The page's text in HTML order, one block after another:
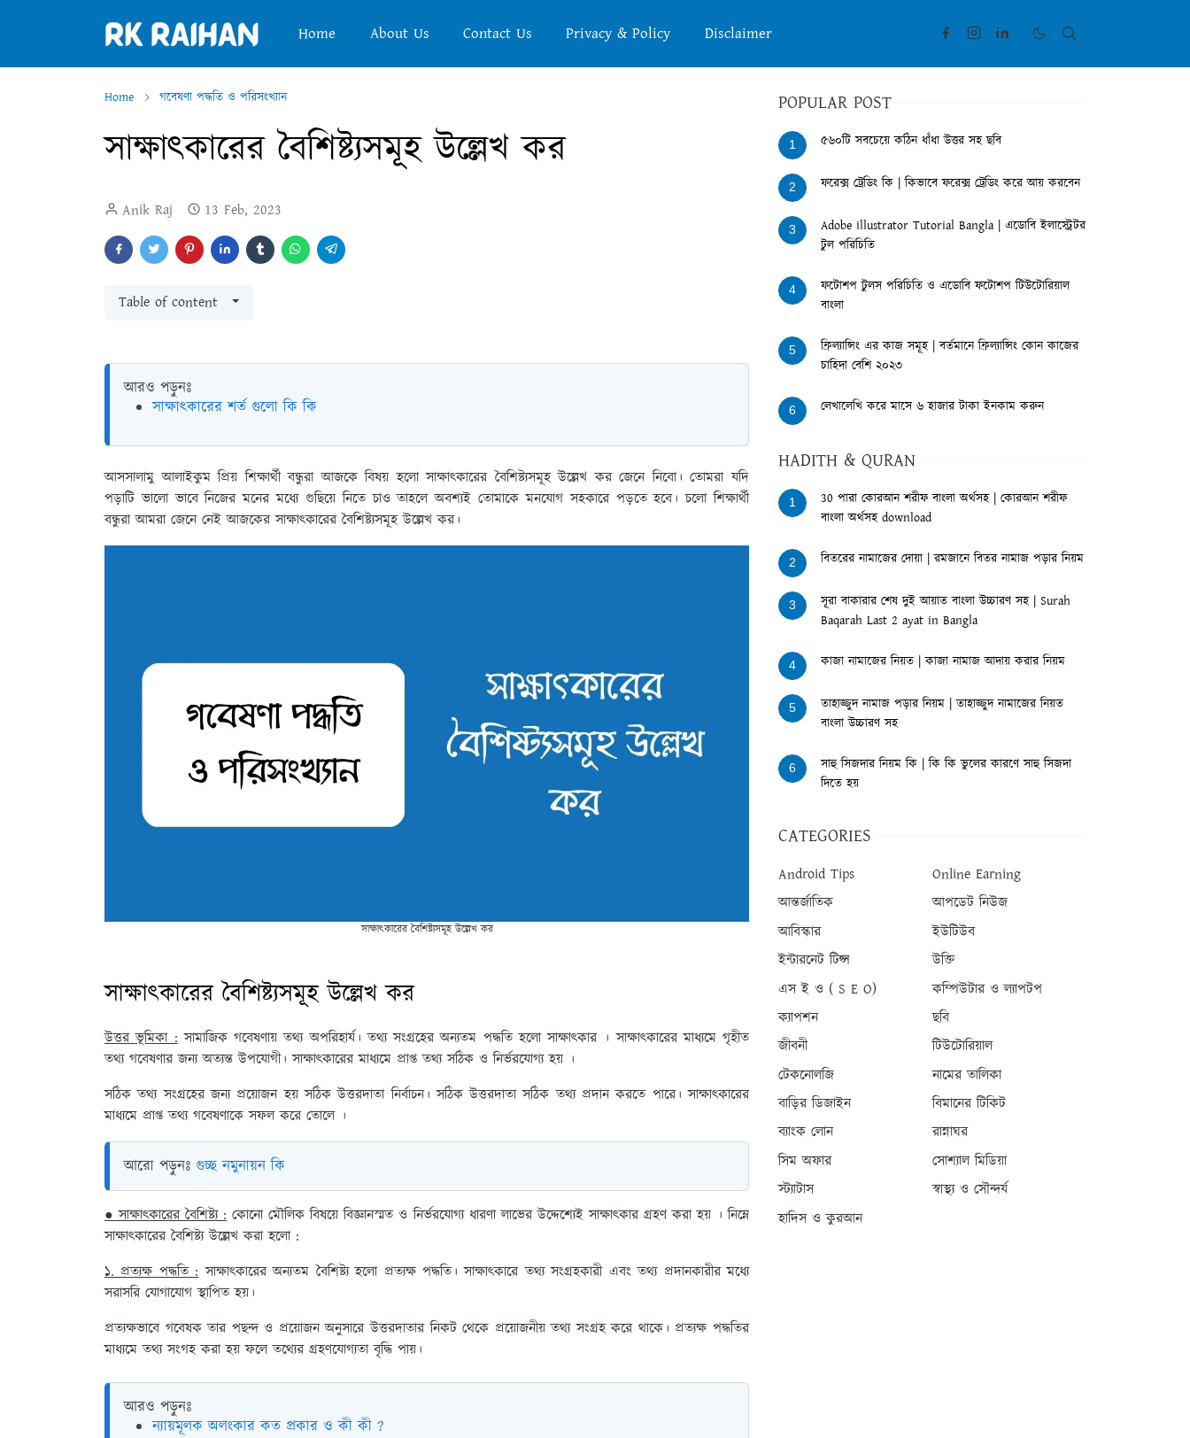
Home About Us Contact Us Privacy & Policy Disclaimer
Home গবেষণা পদ্ধতি ও পরিসংখ্যান
সাক্ষাৎকারের বৈশিষ্ট্যসমূহ উল্লেখ কর
Anik Raj 13 Feb, 2023
Table of content
আরও পড়ুনঃ
সাক্ষাৎকারের শর্ত গুলো কি কি
আসসালামু আলাইকুম প্রিয় শিক্ষার্থী বন্ধুরা আজকে বিষয় হলো সাক্ষাৎকারের বৈশিষ্ট্যসমূহ উল্লেখ কর জেনে নিবো। তোমরা যদি
পড়াটি ভালো ভাবে নিজের মনের মধ্যে গুছিয়ে নিতে চাও তাহলে অবশ্যই তোমাকে মনযোগ সহকারে পড়তে হবে। চলো শিক্ষার্থী
বন্ধুরা আমরা জেনে নেই আজকের সাক্ষাৎকারের বৈশিষ্ট্যসমূহ উল্লেখ কর।
সাক্ষাৎকারের বৈশিষ্ট্যসমূহ উল্লেখ কর
সাক্ষাৎকারের বৈশিষ্ট্যসমূহ উল্লেখ কর
উত্তর ভূমিকা :সামাজিক গবেষণায় তথ্য অপরিহার্য। তথ্য সংগ্রহের অন্যতম পদ্ধতি হলো সাক্ষাৎকার । সাক্ষাৎকারের মাধ্যমে গৃহীত
তথ্য গবেষণার জন্য অত্যন্ত উপযোগী। সাক্ষাৎকারের মাধ্যমে প্রাপ্ত তথ্য সঠিক ও নির্ভরযোগ্য হয় ।
সঠিক তথ্য সংগ্রহের জন্য প্রয়োজন হয় সঠিক উত্তরদাতা নির্বাচন। সঠিক উত্তরদাতা সঠিক তথ্য প্রদান করতে পারে। সাক্ষাৎকারের
মাধ্যমে প্রাপ্ত তথ্য গবেষণাকে সফল করে তোলে ।
আরো পড়ুনঃ গুচ্ছ নমুনায়ন কি
● সাক্ষাৎকারের বৈশিষ্ট্য :কোনো মৌলিক বিষয়ে বিজ্ঞানস্মত ও নির্ভরযোগ্য ধারণা লাভের উদ্দেশ্যেই সাক্ষাৎকার গ্রহণ করা হয় । নিম্নে
সাক্ষাৎকারের বৈশিষ্ট্য উল্লেখ করা হলো :
১. প্রত্যক্ষ পদ্ধতি :সাক্ষাৎকারের অন্যতম বৈশিষ্ট্য হলো প্রত্যক্ষ পদ্ধতি। সাক্ষাৎকারে তথ্য সংগ্রহকারী এবং তথ্য প্রদানকারীর মধ্যে
সরাসরি যোগাযোগ স্থাপিত হয়।
প্রত্যক্ষভাবে গবেষক তার পছন্দ ও প্রয়োজন অনুসারে উত্তরদাতার নিকট থেকে প্রয়োজনীয় তথ্য সংগ্রহ করে থাকে। প্রত্যক্ষ পদ্ধতির
মাধ্যমে তথ্য সংগহ করা হয় ফলে তথ্যের গ্রহণযোগ্যতা বৃদ্ধি পায়।
আরও পড়ুনঃ
ন্যায়মূলক অলংকার কত প্রকার ও কী কী ?
POPULAR POST
1 ৫৬০টি সবচেয়ে কঠিন ধাঁধা উত্তর সহ ছবি
2 ফরেক্স ট্রেডিং কি | কিভাবে ফরেক্স ট্রেডিং করে আয় করবেন
3
Adobe illustrator Tutorial Bangla | এডোবি ইলাস্ট্রেটর
টুল পরিচিতি
4
ফটোশপ টুলস পরিচিতি ও এডোবি ফটোশপ টিউটোরিয়াল
বাংলা
5
ফ্রিল্যান্সিং এর কাজ সমূহ | বর্তমানে ফ্রিল্যান্সিং কোন কাজের
চাহিদা বেশি ২০২৩
6 লেখালেখি করে মাসে ৬ হাজার টাকা ইনকাম করুন
HADITH & QURAN
1
30 পারা কোরআন শরীফ বাংলা অর্থসহ | কোরআন শরীফ
বাংলা অর্থসহ download
2 বিতরের নামাজের দোয়া | রমজানে বিতর নামাজ পড়ার নিয়ম
3
সূরা বাকারার শেষ দুই আয়াত বাংলা উচ্চারণ সহ | Surah
Baqarah Last 2 ayat in Bangla
4 কাজা নামাজের নিয়ত | কাজা নামাজ আদায় করার নিয়ম
5
তাহাজ্জুদ নামাজ পড়ার নিয়ম | তাহাজ্জুদ নামাজের নিয়ত
বাংলা উচ্চারণ সহ
6
সাহু সিজদার নিয়ম কি | কি কি ভুলের কারণে সাহু সিজদা
দিতে হয়
CATEGORIES
Android Tips
Online Earning
আন্তর্জাতিক
আপডেট নিউজ
আবিস্কার
ইউটিউব
ইন্টারনেট টিপ্স
উক্তি
এস ই ও ( S E O)
কম্পিউটার ও ল্যাপটপ
ক্যাপশন
ছবি
জীবনী
টিউটোরিয়াল
টেকনোলজি
নামের তালিকা
বাড়ির ডিজাইন
বিমানের টিকিট
ব্যাংক লোন
রান্নাঘর
সিম অফার
সোশ্যাল মিডিয়া
স্ট্যাটাস
স্বাস্থ্য ও সৌন্দর্য
হাদিস ও কুরআন